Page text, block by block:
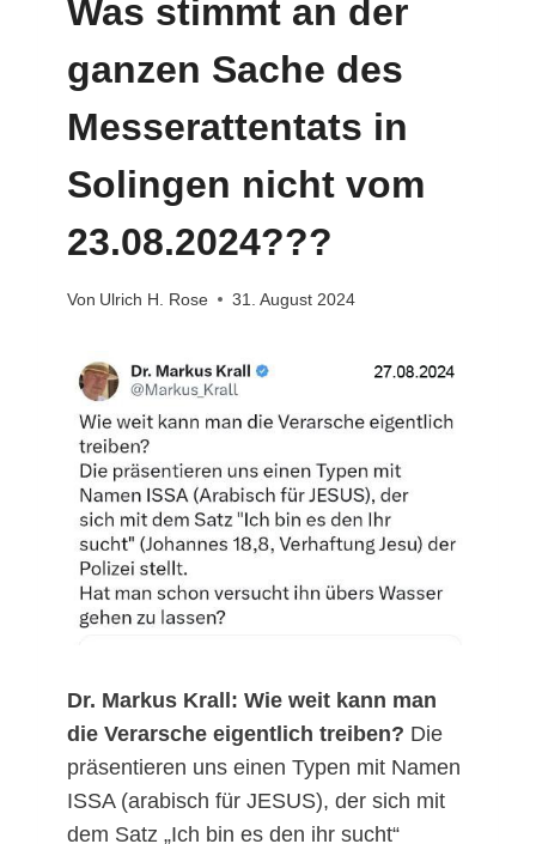
Was stimmt an der
ganzen Sache des
Messerattentats in
Solingen nicht vom
23.08.2024???
Von Ulrich H. Rose 31. August 2024
Dr. Markus Krall: Wie weit kann man
die Verarsche eigentlich treiben? Die
präsentieren uns einen Typen mit Namen
ISSA (arabisch für JESUS), der sich mit
dem Satz „Ich bin es den ihr sucht“